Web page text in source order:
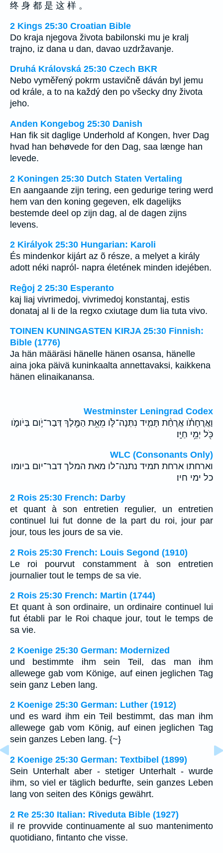
终 身 都 是 这 样 。
2 Kings 25:30 Croatian Bible
Do kraja njegova života babilonski mu je kralj
trajno, iz dana u dan, davao uzdržavanje.
Druhá Královská 25:30 Czech BKR
Nebo vyměřený pokrm ustavičně dáván byl jemu
od krále, a to na každý den po všecky dny života
jeho.
Anden Kongebog 25:30 Danish
Han fik sit daglige Underhold af Kongen, hver Dag
hvad han behøvede for den Dag, saa længe han
levede.
2 Koningen 25:30 Dutch Staten Vertaling
En aangaande zijn tering, een gedurige tering werd
hem van den koning gegeven, elk dagelijks
bestemde deel op zijn dag, al de dagen zijns
levens.
2 Királyok 25:30 Hungarian: Karoli
És mindenkor kijárt az õ része, a melyet a király
adott néki napról- napra életének minden idejében.
Reĝoj 2 25:30 Esperanto
kaj liaj vivrimedoj, vivrimedoj konstantaj, estis
donataj al li de la regxo cxiutage dum lia tuta vivo.
TOINEN KUNINGASTEN KIRJA 25:30 Finnish:
Bible (1776)
Ja hän määräsi hänelle hänen osansa, hänelle
aina joka päivä kuninkaalta annettavaksi, kaikkena
hänen elinaikanansa.
Westminster Leningrad Codex
וַאֲרֻחָתֹ֗ו אֲרֻחַ֨ת תָּמִ֧יד נִתְּנָה־לֹּ֛ו מֵאֵ֥ת הַמֶּ֖לֶךְ דְּבַר־יֹ֣ום בְּיֹומֹ֑ו
כֹּ֖ל יְמֵ֥י חַיָּֽו׃
WLC (Consonants Only)
וארחתו ארחת תמיד נתנה־לו מאת המלך דבר־יום ביומו
כל ימי חיו׃
2 Rois 25:30 French: Darby
et quant à son entretien regulier, un entretien
continuel lui fut donne de la part du roi, jour par
jour, tous les jours de sa vie.
2 Rois 25:30 French: Louis Segond (1910)
Le roi pourvut constamment à son entretien
journalier tout le temps de sa vie.
2 Rois 25:30 French: Martin (1744)
Et quant à son ordinaire, un ordinaire continuel lui
fut établi par le Roi chaque jour, tout le temps de
sa vie.
2 Koenige 25:30 German: Modernized
und bestimmte ihm sein Teil, das man ihm
allewege gab vom Könige, auf einen jeglichen Tag
sein ganz Leben lang.
2 Koenige 25:30 German: Luther (1912)
und es ward ihm ein Teil bestimmt, das man ihm
allewege gab vom König, auf einen jeglichen Tag
sein ganzes Leben lang. {~}
2 Koenige 25:30 German: Textbibel (1899)
Sein Unterhalt aber - stetiger Unterhalt - wurde
ihm, so viel er täglich bedurfte, sein ganzes Leben
lang von seiten des Königs gewährt.
2 Re 25:30 Italian: Riveduta Bible (1927)
il re provvide continuamente al suo mantenimento
quotidiano, fintanto che visse.